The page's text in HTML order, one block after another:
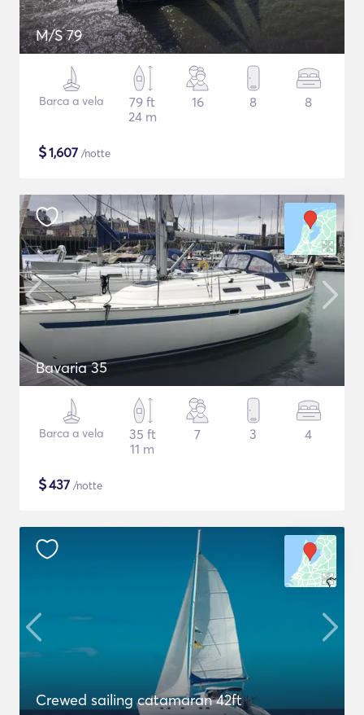
M/S 79
Barca a vela
79 ft
24 m
16 8 8
$1,607 /notte
Bavaria 35
Barca a vela
35 ft
11 m
7 3 4
$437 /notte
Crewed sailing catamaran 42ft